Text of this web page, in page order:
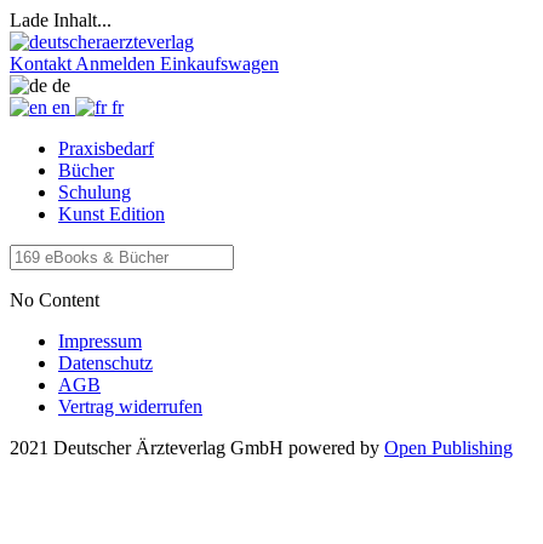
Lade Inhalt...
Kontakt Anmelden Einkaufswagen
de
en
fr
Praxisbedarf
Bücher
Schulung
Kunst Edition
No Content
Impressum
Datenschutz
AGB
Vertrag widerrufen
2021 Deutscher Ärzteverlag GmbH powered by Open Publishing